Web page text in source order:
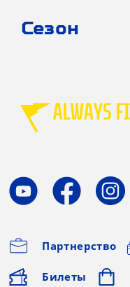
Партнерство
Билеты
Сезон